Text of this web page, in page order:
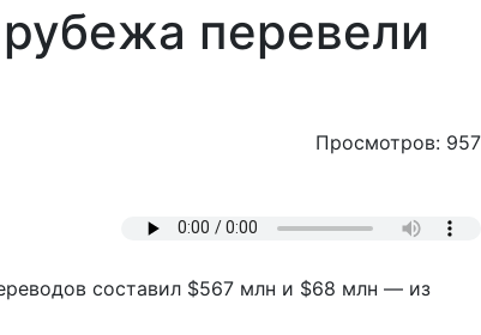
перевели
Просмотров: 957
составил $567 млн и $68 млн — из